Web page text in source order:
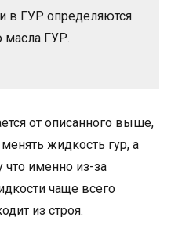
в ГУР определяются
масла ГУР.
от описанного выше,
жидкость гур, а
что именно из-за
чаще всего
из строя.